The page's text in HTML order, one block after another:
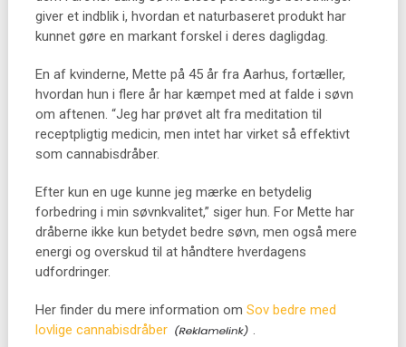
giver et indblik i, hvordan et naturbaseret produkt har
kunnet gøre en markant forskel i deres dagligdag.
En af kvinderne, Mette på 45 år fra Aarhus, fortæller,
hvordan hun i flere år har kæmpet med at falde i søvn
om aftenen. “Jeg har prøvet alt fra meditation til
receptpligtig medicin, men intet har virket så effektivt
som cannabisdråber.
Efter kun en uge kunne jeg mærke en betydelig
forbedring i min søvnkvalitet,” siger hun. For Mette har
dråberne ikke kun betydet bedre søvn, men også mere
energi og overskud til at håndtere hverdagens
udfordringer.
Her finder du mere information om Sov bedre med
lovlige cannabisdråber
.